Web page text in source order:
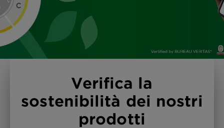
Verifica la
sostenibilità dei nostri
prodotti